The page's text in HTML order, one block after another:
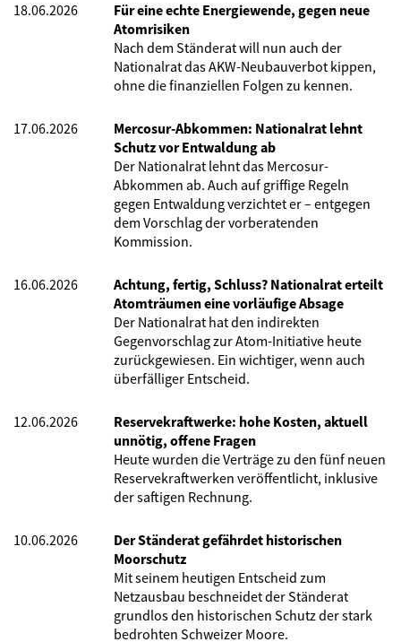
18.06.2026
Für eine echte Energiewende, gegen neue
Atomrisiken
Nach dem Ständerat will nun auch der
Nationalrat das AKW-Neubauverbot kippen,
ohne die finanziellen Folgen zu kennen.
17.06.2026
Mercosur-Abkommen: Nationalrat lehnt
Schutz vor Entwaldung ab
Der Nationalrat lehnt das Mercosur-
Abkommen ab. Auch auf griffige Regeln
gegen Entwaldung verzichtet er – entgegen
dem Vorschlag der vorberatenden
Kommission.
16.06.2026
Achtung, fertig, Schluss? Nationalrat erteilt
Atomträumen eine vorläufige Absage
Der Nationalrat hat den indirekten
Gegenvorschlag zur Atom-Initiative heute
zurückgewiesen. Ein wichtiger, wenn auch
überfälliger Entscheid.
12.06.2026
Reservekraftwerke: hohe Kosten, aktuell
unnötig, offene Fragen
Heute wurden die Verträge zu den fünf neuen
Reservekraftwerken veröffentlicht, inklusive
der saftigen Rechnung.
10.06.2026
Der Ständerat gefährdet historischen
Moorschutz
Mit seinem heutigen Entscheid zum
Netzausbau beschneidet der Ständerat
grundlos den historischen Schutz der stark
bedrohten Schweizer Moore.